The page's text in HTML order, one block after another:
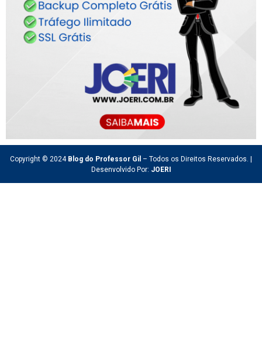
Copyright © 2024 Blog do Professor Gil – Todos os Direitos Reservados. |
Desenvolvido Por: JOERI